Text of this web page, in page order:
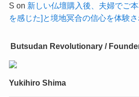
S on 新しい仏壇購入後、夫婦でご
を感じた]と境地冥合の信心を体験さ
Butsudan Revolutionary /
Yukihiro Shima